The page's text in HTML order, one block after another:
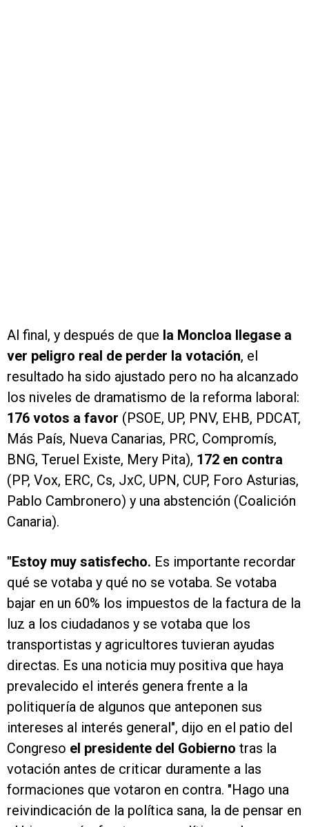
Al final, y después de que la Moncloa llegase a
ver peligro real de perder la votación, el
resultado ha sido ajustado pero no ha alcanzado
los niveles de dramatismo de la reforma laboral:
176 votos a favor (PSOE, UP, PNV, EHB, PDCAT,
Más País, Nueva Canarias, PRC, Compromís,
BNG, Teruel Existe, Mery Pita), 172 en contra
(PP, Vox, ERC, Cs, JxC, UPN, CUP, Foro Asturias,
Pablo Cambronero) y una abstención (Coalición
Canaria).
"Estoy muy satisfecho. Es importante recordar
qué se votaba y qué no se votaba. Se votaba
bajar en un 60% los impuestos de la factura de la
luz a los ciudadanos y se votaba que los
transportistas y agricultores tuvieran ayudas
directas. Es una noticia muy positiva que haya
prevalecido el interés genera frente a la
politiquería de algunos que anteponen sus
intereses al interés general", dijo en el patio del
Congreso el presidente del Gobierno tras la
votación antes de criticar duramente a las
formaciones que votaron en contra. "Hago una
reivindicación de la política sana, la de pensar en